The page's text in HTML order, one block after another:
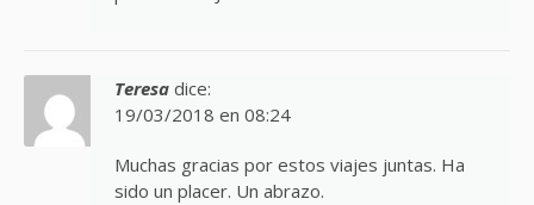
Teresa dice:
19/03/2018 en 08:24
Muchas gracias por estos viajes juntas. Ha
sido un placer. Un abrazo.